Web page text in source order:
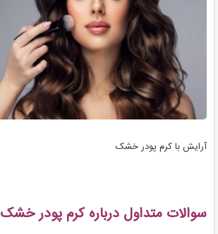
آرایش با کرم پودر خشک
سوالات متداول درباره کرم پودر خشک